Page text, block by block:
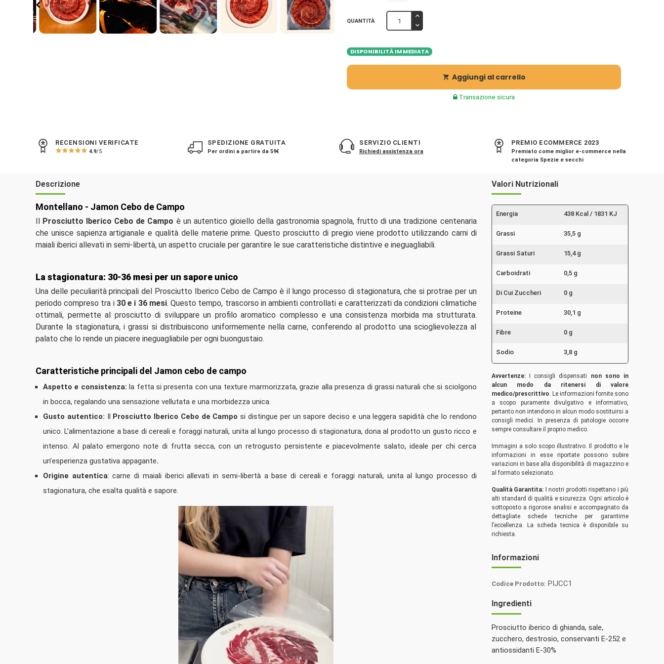
QUANTITÀ
DISPONIBILITÀ IMMEDIATA
 Aggiungi al carrello
Transazione sicura
RECENSIONI VERIFICATE
4.9/5
SPEDIZIONE GRATUITA
Per ordini a partire da 59€
SERVIZIO CLIENTI
Richiedi assistenza ora
PREMIO ECOMMERCE 2023
Premiato come miglior e-commerce nella
categoria Spezie e secchi
Descrizione
Montellano - Jamon Cebo de Campo
Prosciutto Iberico Cebo de Campo è un autentico gioiello della gastronomia spagnola, frutto di una tradizione centenaria
che unisce sapienza artigianale e qualità delle materie prime. Questo prosciutto di pregio viene prodotto utilizzando carni di
maiali iberici allevati in semi-libertà, un aspetto cruciale per garantire le sue caratteristiche distintive e ineguagliabili.
La stagionatura: 30-36 mesi per un sapore unico
Una delle peculiarità principali del Prosciutto Iberico Cebo de Campo è il lungo processo di stagionatura, che si protrae per un
periodo compreso tra i 30 e i 36 mesi. Questo tempo, trascorso in ambienti controllati e caratterizzati da condizioni climatiche
ottimali, permette al prosciutto di sviluppare un profilo aromatico complesso e una consistenza morbida ma strutturata.
Durante la stagionatura, i grassi si distribuiscono uniformemente nella carne, conferendo al prodotto una scioglievolezza al
palato che lo rende un piacere ineguagliabile per ogni buongustaio.
Caratteristiche principali del Jamon cebo de campo
Aspetto e consistenza: la fetta si presenta con una texture marmorizzata, grazie alla presenza di grassi naturali che si sciolgono
in bocca, regalando una sensazione vellutata e una morbidezza unica.
Gusto autentico: Il Prosciutto Iberico Cebo de Campo si distingue per un sapore deciso e una leggera sapidità che lo rendono
unico. L’alimentazione a base di cereali e foraggi naturali, unita al lungo processo di stagionatura, dona al prodotto un gusto ricco e
intenso. Al palato emergono note di frutta secca, con un retrogusto persistente e piacevolmente salato, ideale per chi cerca
un’esperienza gustativa appagante.
Origine autentica: carne di maiali iberici allevati in semi-libertà a base di cereali e foraggi naturali, unita al lungo processo di
stagionatura, che esalta qualità e sapore.
Valori Nutrizionali
Energia 438 Kcal / 1831 KJ
Grassi 35,5 g
Grassi Saturi 15,4 g
Carboidrati 0,5 g
Di Cui Zuccheri 0 g
Proteine 30,1 g
Fibre 0 g
Sodio 3,8 g
Avvertenze:I consigli dispensati
non sono in
alcun modo da ritenersi di valore
medico/prescrittivo. Le informazioni fornite sono
a scopo puramente divulgativo e informativo,
pertanto non intendono in alcun modo sostituirsi a
consigli medici. In presenza di patologie occorre
sempre consultare il proprio medico.
Immagini a solo scopo illustrativo. Il prodotto e le
informazioni in esse riportate possono subire
variazioni in base alla disponibilità di magazzino e
al formato selezionato.
Qualità Garantita: I nostri prodotti rispettano i più
alti standard di qualità e sicurezza. Ogni articolo è
sottoposto a rigorose analisi e accompagnato da
dettagliate schede tecniche per garantirne
l’eccellenza. La scheda tecnica è disponibile su
richiesta.
Informazioni
Codice Prodotto: PIJCC1
Iberico
Ingredienti
Prosciutto iberico di ghianda, sale,
zucchero, destrosio, conservanti E-252 e
antiossidanti E-30%